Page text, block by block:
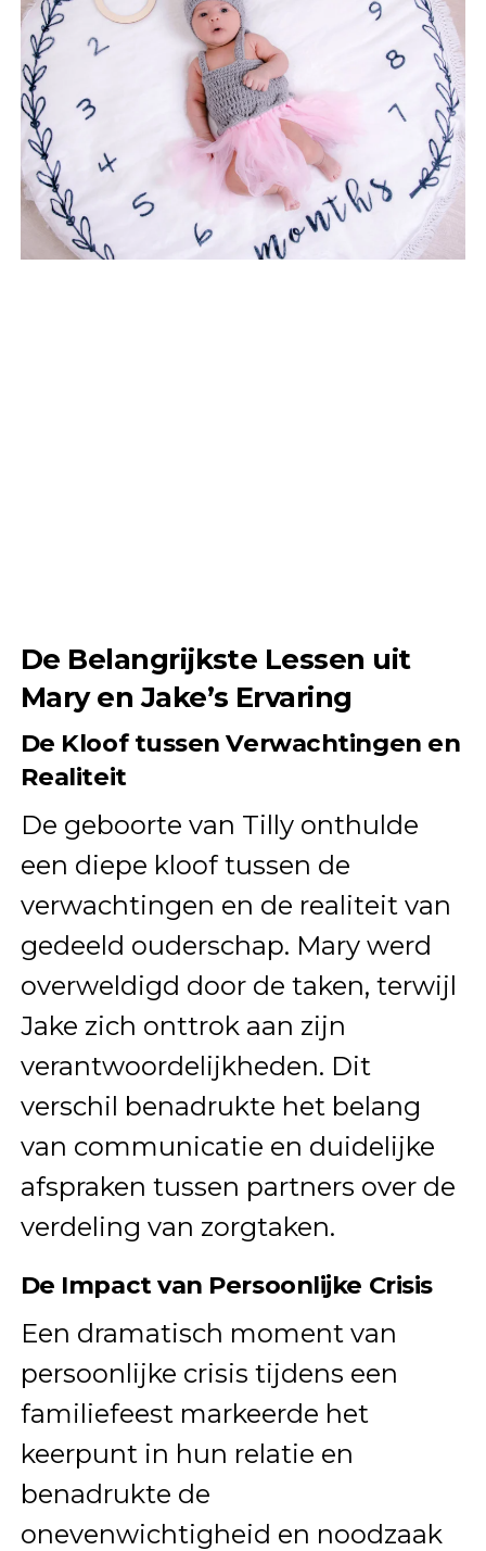
De Belangrijkste Lessen uit
Mary en Jake’s Ervaring
De Kloof tussen Verwachtingen en
Realiteit
De geboorte van Tilly onthulde
een diepe kloof tussen de
verwachtingen en de realiteit van
gedeeld ouderschap. Mary werd
overweldigd door de taken, terwijl
Jake zich onttrok aan zijn
verantwoordelijkheden. Dit
verschil benadrukte het belang
van communicatie en duidelijke
afspraken tussen partners over de
verdeling van zorgtaken.
De Impact van Persoonlijke Crisis
Een dramatisch moment van
persoonlijke crisis tijdens een
familiefeest markeerde het
keerpunt in hun relatie en
benadrukte de
onevenwichtigheid en noodzaak